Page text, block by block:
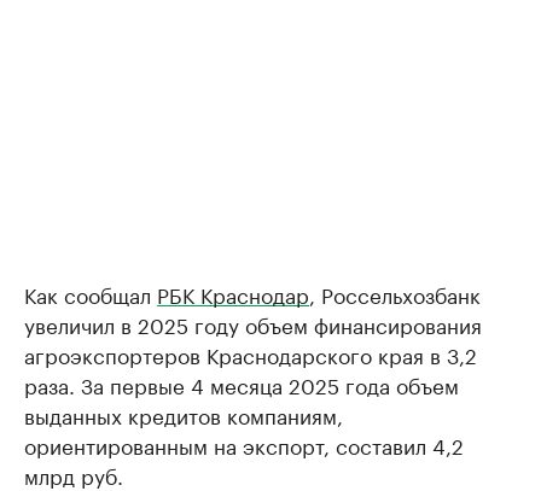
Как сообщал РБК Краснодар , Россельхозбанк
увеличил в 2025 году объем финансирования
агроэкспортеров Краснодарского края в 3,2
раза. За первые 4 месяца 2025 года объем
выданных кредитов компаниям,
ориентированным на экспорт, составил 4,2
млрд руб.